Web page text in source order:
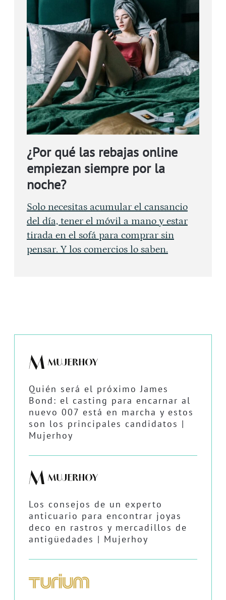
¿Por qué las rebajas online
empiezan siempre por la
noche?
Solo necesitas acumular el cansancio
del día, tener el móvil a mano y estar
tirada en el sofá para comprar sin
pensar. Y los comercios lo saben.
Quién será el próximo James
Bond: el casting para encarnar al
nuevo 007 está en marcha y estos
son los principales candidatos |
Mujerhoy
Los consejos de un experto
anticuario para encontrar joyas
deco en rastros y mercadillos de
antigüedades | Mujerhoy